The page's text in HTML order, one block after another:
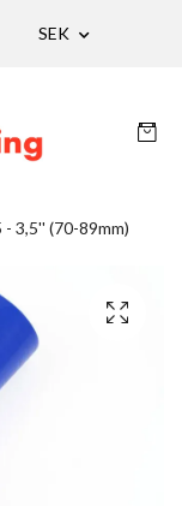
SEK
3,5'' (70-89mm)